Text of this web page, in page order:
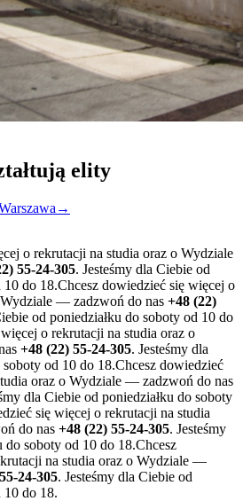
elity
→
o rekrutacji na studia oraz o Wydziale
55-24-305. Jesteśmy dla Ciebie od
10 do 18.Chcesz dowiedzieć się więcej o
— zadzwoń do nas +48 (22)
od poniedziałku do soboty od 10 do
o rekrutacji na studia oraz o
+48 (22) 55-24-305. Jesteśmy dla
od 10 do 18.Chcesz dowiedzieć
oraz o Wydziale — zadzwoń do nas
dla Ciebie od poniedziałku do soboty
się więcej o rekrutacji na studia
do nas +48 (22) 55-24-305. Jesteśmy
do soboty od 10 do 18.Chcesz
na studia oraz o Wydziale —
24-305. Jesteśmy dla Ciebie od
10 do 18.